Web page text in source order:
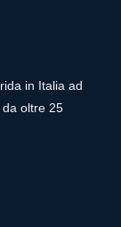
in Italia ad
oltre 25